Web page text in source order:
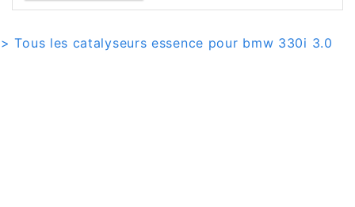
> Tous les catalyseurs essence pour bmw 330i 3.0